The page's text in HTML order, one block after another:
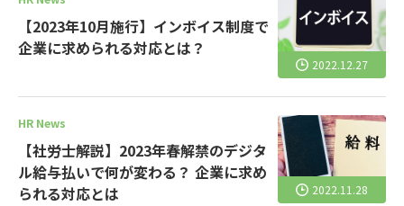
2022.12.27
【2023年10月施行】インボイス制度で
企業に求められる対応とは？
2022.11.28
HR News
【社労士解説】2023年春解禁のデジタ
ル給与払いで何が変わる？ 企業に求め
られる対応とは